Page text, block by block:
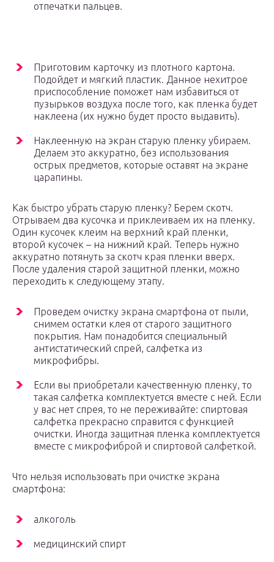
отпечатки пальцев.
Приготовим карточку из плотного картона.
Подойдет и мягкий пластик. Данное нехитрое
приспособление поможет нам избавиться от
пузырьков воздуха после того, как пленка будет
наклеена (их нужно будет просто выдавить).
Наклеенную на экран старую пленку убираем.
Делаем это аккуратно, без использования
острых предметов, которые оставят на экране
царапины.
Как быстро убрать старую пленку? Берем скотч.
Отрываем два кусочка и приклеиваем их на пленку.
Один кусочек клеим на верхний край пленки,
второй кусочек – на нижний край. Теперь нужно
аккуратно потянуть за скотч края пленки вверх.
После удаления старой защитной пленки, можно
переходить к следующему этапу.
Проведем очистку экрана смартфона от пыли,
снимем остатки клея от старого защитного
покрытия. Нам понадобится специальный
антистатический спрей, салфетка из
микрофибры.
Если вы приобретали качественную пленку, то
такая салфетка комплектуется вместе с ней. Если
у вас нет спрея, то не переживайте: спиртовая
салфетка прекрасно справится с функцией
очистки. Иногда защитная пленка комплектуется
вместе с микрофиброй и спиртовой салфеткой.
Что нельзя использовать при очистке экрана
смартфона:
алкоголь
медицинский спирт